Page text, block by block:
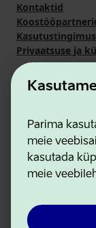
Parima
meie
kasutada
meie
Kontaktid
Privaatsuse ja